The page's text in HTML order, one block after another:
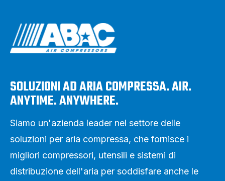
SOLUZIONI AD ARIA COMPRESSA. AIR.
ANYTIME. ANYWHERE.
Siamo un'azienda leader nel settore delle
soluzioni per aria compressa, che fornisce i
migliori compressori, utensili e sistemi di
distribuzione dell'aria per soddisfare anche le